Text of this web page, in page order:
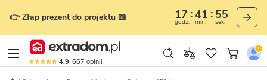
👉 Złap prezent do projektu 📖 17
godz.
41
min.
53
sek.
4.9 667 opinii